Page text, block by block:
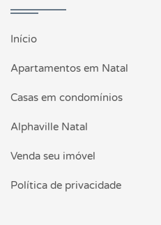
Início
Apartamentos em Natal
Casas em condomínios
Alphaville Natal
Venda seu imóvel
Política de privacidade